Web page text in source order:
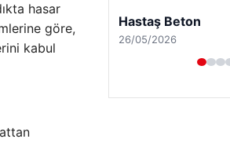
hasar
göre,
kabul
Prenses Night Club
29/04/2026